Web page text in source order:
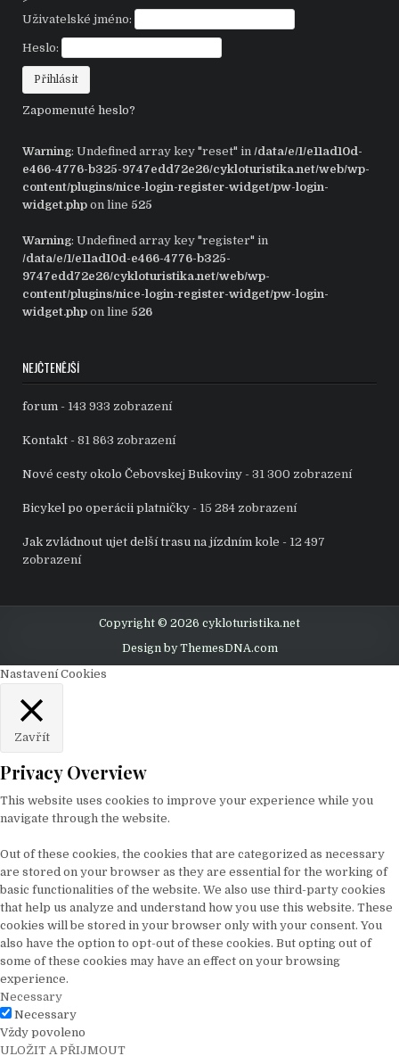
Uživatelské jméno:
Heslo:
Zapomenuté heslo?
Warning: Undefined array key "reset" in/data/e/1/e11ad10d-
e466-4776-b325-9747edd72e26/cykloturistika.net/web/wp-
content/plugins/nice-login-register-widget/pw-login-
widget.php on line 525
Warning: Undefined array key "register" in
/data/e/1/e11ad10d-e466-4776-b325-
9747edd72e26/cykloturistika.net/web/wp-
content/plugins/nice-login-register-widget/pw-login-
widget.php on line 526
NEJČTENĚJŠÍ
forum - 143 933 zobrazení
Kontakt - 81 863 zobrazení
Nové cesty okolo Čebovskej Bukoviny - 31 300 zobrazení
Bicykel po operácii platničky - 15 284 zobrazení
Jak zvládnout ujet delší trasu na jízdním kole - 12 497
zobrazení
Copyright © 2026 cykloturistika.net
Design by ThemesDNA.com
Nastavení Cookies
Zavřít
Privacy Overview
This website uses cookies to improve your experience while you
navigate through the website.
Out of these cookies, the cookies that are categorized as necessary
are stored on your browser as they are essential for the working of
basic functionalities of the website. We also use third-party cookies
that help us analyze and understand how you use this website. These
cookies will be stored in your browser only with your consent. You
also have the option to opt-out of these cookies. But opting out of
some of these cookies may have an effect on your browsing
experience.
Necessary
Necessary
Vždy povoleno
ULOŽIT A PŘIJMOUT